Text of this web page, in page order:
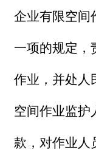
企业有限空间
一项的规定，
作业，并处人
空间作业监护
款，对作业人